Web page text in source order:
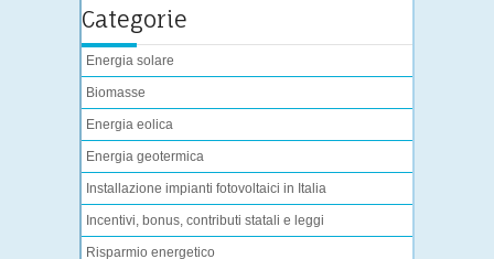
Categorie
Energia solare
Biomasse
Energia eolica
Energia geotermica
Installazione impianti fotovoltaici in Italia
Incentivi, bonus, contributi statali e leggi
Risparmio energetico